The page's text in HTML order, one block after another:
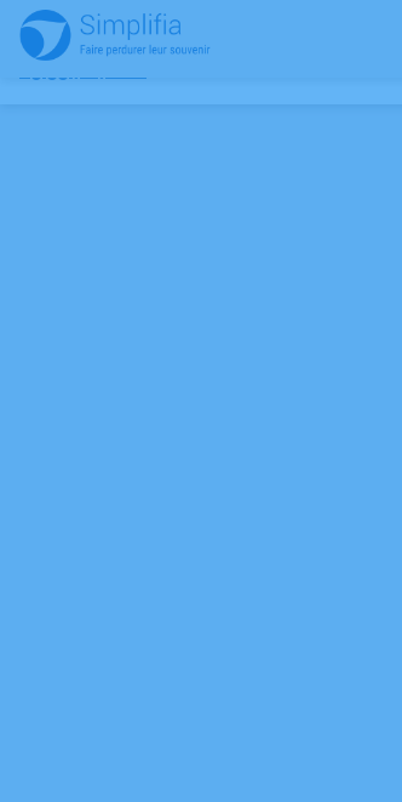
Centre Funéraire Lejeune